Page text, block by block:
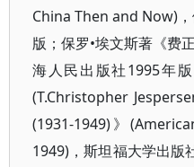
China Then and Now)
版；保罗•埃文斯著《费
海人民出版社1995年
(T.Christopher
(1931-1949)》
1949)，斯坦福大学出版